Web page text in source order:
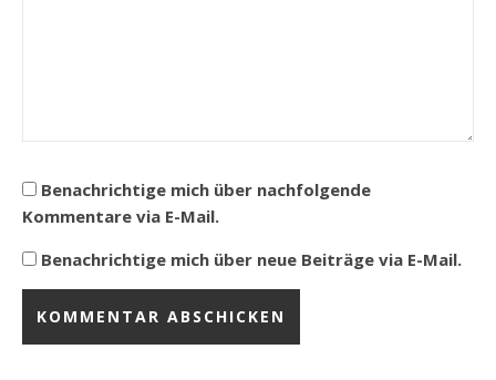
Benachrichtige mich über nachfolgende
Kommentare via E-Mail.
Benachrichtige mich über neue Beiträge via E-Mail.